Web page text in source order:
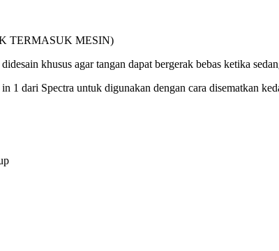
TERMASUK MESIN)
khusus agar tangan dapat bergerak bebas ketika
1 dari Spectra untuk digunakan dengan cara disematkan